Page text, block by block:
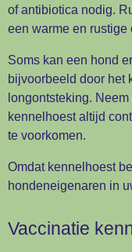
of antibiotica nodig.
een warme en rustige
Soms kan een hond
bijvoorbeeld door het
longontsteking.
kennelhoest altijd
te voorkomen.
Omdat kennelhoest
hondeneigenaren in
Vaccinatie